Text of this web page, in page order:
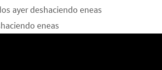
ayer deshaciendo eneas
eneas